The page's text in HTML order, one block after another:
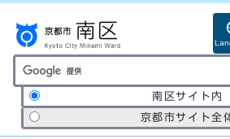
サイト内検索の範囲
南区サイト内
京都市サイト全